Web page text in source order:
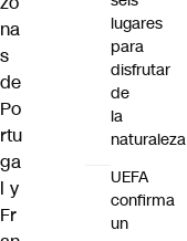
na
s
de
Po
rtu
ga
l y
Fr
lugares
para
disfrutar
de
la
naturaleza
UEFA
confirma
un